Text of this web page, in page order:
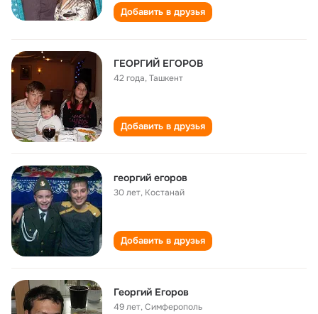
Добавить в друзья
ГЕОРГИЙ ЕГОРОВ
42 года,Ташкент
Добавить в друзья
георгий егоров
30 лет, Костанай
Добавить в друзья
Георгий Егоров
49 лет,Симферополь